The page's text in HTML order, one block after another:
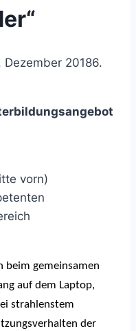
Dezember 20186.
vorn)
beim gemeinsamen
auf dem Laptop,
strahlenstem
der